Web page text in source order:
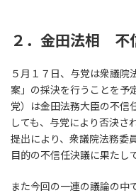
２．金田法相 不
５月１７日、与党は衆議院
案」の採決を行うことを予
党）は金田法務大臣の不信
しても、与党により否決さ
提出により、衆議院法務委
目的の不信任決議に果たし
また今回の一連の議論の中